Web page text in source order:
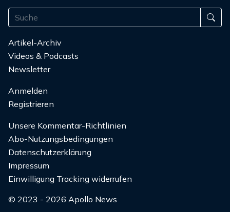
Artikel-Archiv
Videos & Podcasts
Newsletter
Anmelden
Registrieren
Unsere Kommentar-Richtlinien
Abo-Nutzungsbedingungen
Datenschutzerklärung
Impressum
Einwilligung Tracking widerrufen
© 2023 - 2026 Apollo News